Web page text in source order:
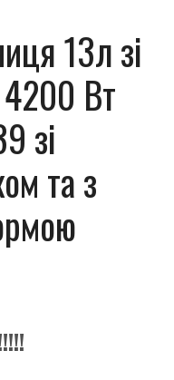
13л зі
Вт
зі
та з